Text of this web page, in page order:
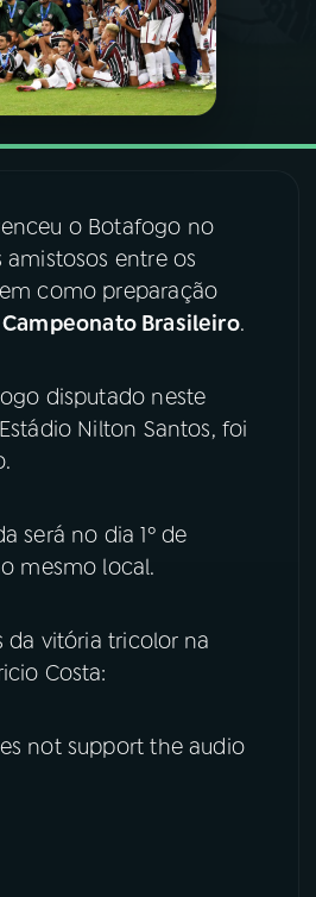
o Botafogo no
entre os
como preparação
Campeonato Brasileiro.
disputado neste
Nilton Santos, foi
será no dia 1º de
mesmo local.
da vitória tricolor na
Costa:
not support the audio